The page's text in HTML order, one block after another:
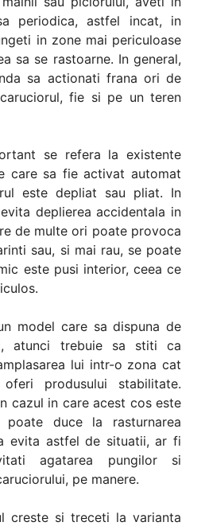
periodica, astfel incat, in
in zone mai periculoase
sa se rastoarne. In general,
sa actionati frana ori de
fie si pe un teren
se refera la existente
care sa fie activat automat
este depliat sau pliat. In
deplierea accidentala in
de multe ori poate provoca
sau, si mai rau, se poate
este pusi interior, ceea ce
model care sa dispuna de
atunci trebuie sa stiti ca
lui intr-o zona cat
produsului stabilitate.
cazul in care acest cos este
poate duce la rasturnarea
evita astfel de situatii, ar fi
agatarea pungilor si
pe manere.
creste si treceti la varianta